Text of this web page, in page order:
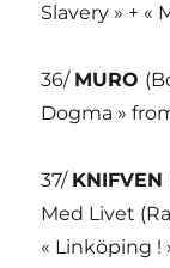
Slavery » + «
36/ MURO
Dogma »
37/ KNIFVEN
Med Livet
« Linköping !